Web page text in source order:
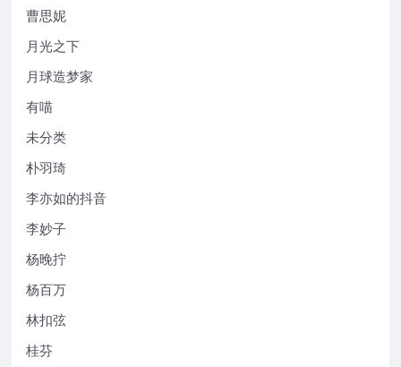
曹思妮
月光之下
月球造梦家
有喵
未分类
朴羽琦
李亦如的抖音
李妙子
杨晚拧
杨百万
林扣弦
桂芬